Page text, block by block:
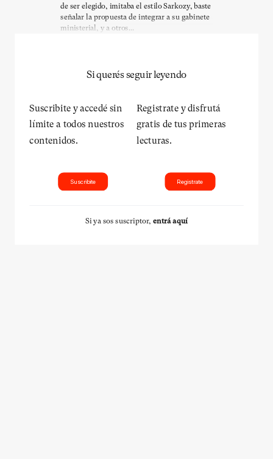
de ser elegido, imitaba el estilo Sarkozy, baste
señalar la propuesta de integrar a su gabinete
ministerial, y a otros...
Si querés seguir leyendo
Suscribite y accedé sin
límite a todos nuestros
contenidos.
Suscribite
Registrate y disfrutá
gratis de tus primeras
lecturas.
Registrate
Si ya sos suscriptor, entrá aquí